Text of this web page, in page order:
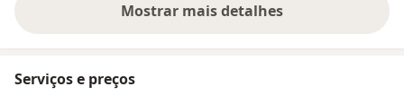
Mostrar mais detalhes
sobre a experiência
Serviços e preços